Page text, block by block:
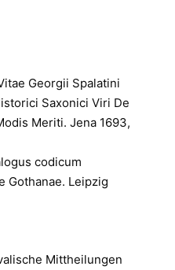
Georgii Spalatini
Saxonici Viri De
Meriti. Jena 1693,
codicum
Gothanae. Leipzig
Mittheilungen